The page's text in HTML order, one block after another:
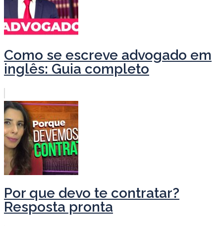
Como se escreve advogado em
inglês: Guia completo
Por que devo te contratar?
Resposta pronta